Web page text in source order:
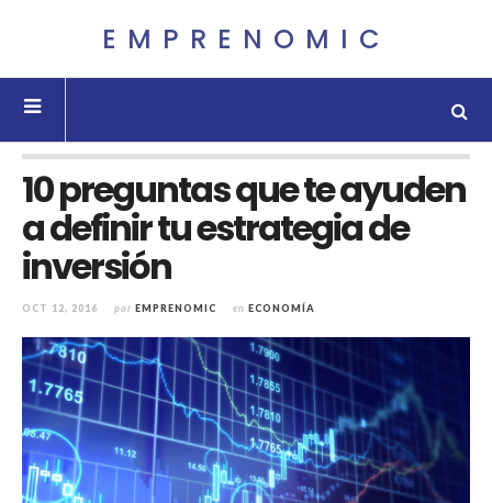
EMPRENOMIC
10 preguntas que te ayuden
a definir tu estrategia de
inversión
OCT 12, 2016 por EMPRENOMIC en ECONOMÍA